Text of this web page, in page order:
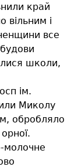
край
вільним і
все
школи,
ім.
Миколу
обробляло
молочне